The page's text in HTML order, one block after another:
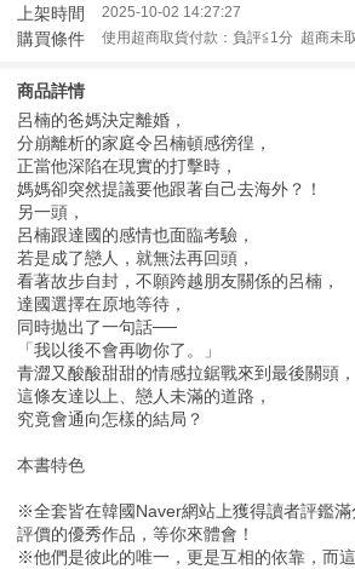
上架時間 2025-10-02 14:27:27
購買條件 使用超商取貨付款：負評≦1分 超商未
商品詳情
呂楠的爸媽決定離婚，
分崩離析的家庭令呂楠頓感徬徨，
正當他深陷在現實的打擊時，
媽媽卻突然提議要他跟著自己去海外？！
另一頭，
呂楠跟達國的感情也面臨考驗，
若是成了戀人，就無法再回頭，
看著故步自封，不願跨越朋友關係的呂楠，
達國選擇在原地等待，
同時拋出了一句話──
「我以後不會再吻你了。」
青澀又酸酸甜甜的情感拉鋸戰來到最後關頭，
這條友達以上、戀人未滿的道路，
究竟會通向怎樣的結局？
本書特色
※全套皆在韓國Naver網站上獲得讀者評鑑
評價的優秀作品，等你來體會！
※他們是彼此的唯一，更是互相的依靠，而